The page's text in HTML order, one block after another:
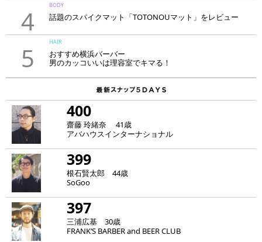
4
BODY
話題のスパイクマット「TOTONOUマット」をレビュー
5
HAIR
おすすめ横浜バーバー
男のカッコいいは理容室でキマる！
400
齋藤 玲緒奈 41歳
アバハウスインターナショナル
399
根石賢太郎 44歳
SoGoo
397
三浦広基 30歳
FRANK‘S BARBER and BEER CLUB